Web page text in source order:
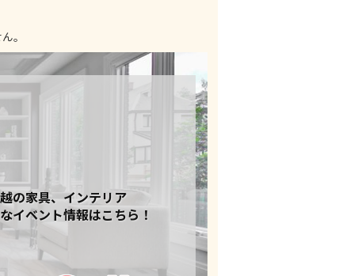
。
の家具、インテリア
イベント情報はこちら！